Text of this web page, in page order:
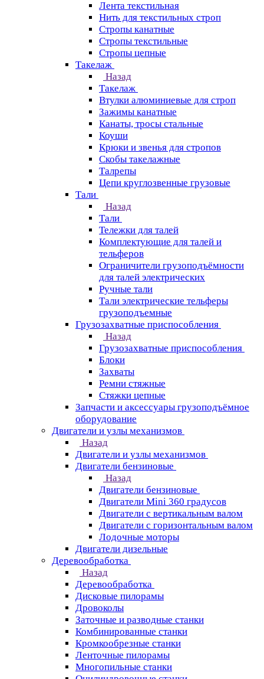
Лента текстильная
Нить для текстильных строп
Стропы канатные
Стропы текстильные
Стропы цепные
Такелаж
Назад
Такелаж
Втулки алюминиевые для строп
Зажимы канатные
Канаты, тросы стальные
Коуши
Крюки и звенья для стропов
Скобы такелажные
Талрепы
Цепи круглозвенные грузовые
Тали
Назад
Тали
Тележки для талей
Комплектующие для талей и
тельферов
Ограничители грузоподъёмности
для талей электрических
Ручные тали
Тали электрические тельферы
грузоподъемные
Грузозахватные приспособления
Назад
Грузозахватные приспособления
Блоки
Захваты
Ремни стяжные
Стяжки цепные
Запчасти и аксессуары грузоподъёмное
оборудование
Двигатели и узлы механизмов
Назад
Двигатели и узлы механизмов
Двигатели бензиновые
Назад
Двигатели бензиновые
Двигатели Mini 360 градусов
Двигатели с вертикальным валом
Двигатели с горизонтальным валом
Лодочные моторы
Двигатели дизельные
Деревообработка
Назад
Деревообработка
Дисковые пилорамы
Дровоколы
Заточные и разводные станки
Комбинированные станки
Кромкообрезные станки
Ленточные пилорамы
Многопильные станки